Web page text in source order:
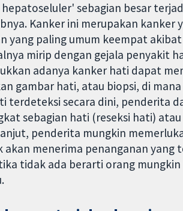
sebagian besar
Kanker ini merupakan kanker
yang paling umum keempat
mirip dengan gejala penyakit
adanya kanker hati dapat
gambar hati, atau biopsi, di
terdeteksi secara dini, penderita
sebagian hati (reseksi hati)
penderita mungkin
menerima penanganan yang
tidak ada berarti orang